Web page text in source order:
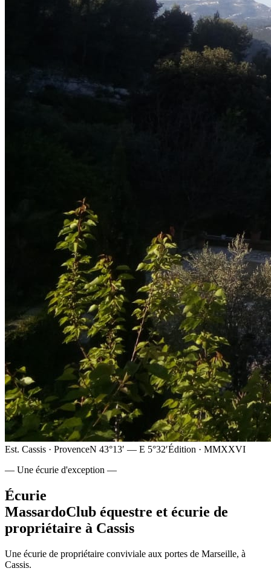
Est. Cassis · ProvenceN 43°13′ — E 5°32′Édition · MMXXVI
— Une écurie d'exception —
Écurie
MassardoClub équestre et écurie de
propriétaire à Cassis
Une écurie de propriétaire conviviale aux portes de Marseille, à
Cassis.